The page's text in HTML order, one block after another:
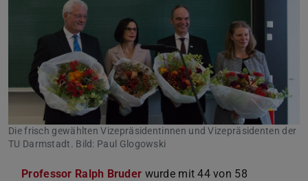
Die frisch gewählten Vizepräsidentinnen und Vizepräsidenten der
TU Darmstadt. Bild: Paul Glogowski
Professor Ralph Bruder wurde mit 44 von 58